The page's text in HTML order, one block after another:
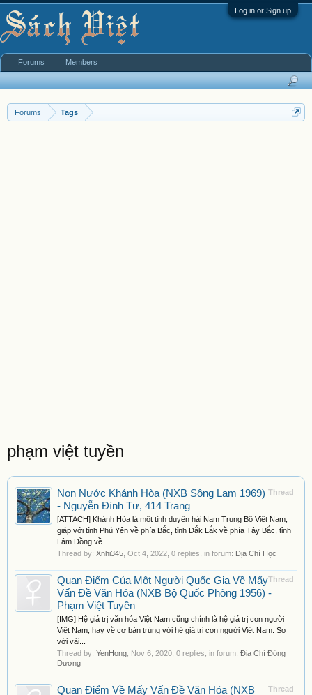
Log in or Sign up
Forums Tags
phạm việt tuyền
Thread
Non Nước Khánh Hòa (NXB Sông Lam 1969)
- Nguyễn Đình Tư, 414 Trang
[ATTACH] Khánh Hòa là một tỉnh duyên hải Nam Trung Bộ Việt Nam,
giáp với tỉnh Phú Yên về phía Bắc, tỉnh Đắk Lắk về phía Tây Bắc, tỉnh
Lâm Đồng về...
Thread by: Xnhi345 Oct 4, 2022 , 0 replies, in forum: Địa Chí Học
Thread
Quan Điểm Của Một Người Quốc Gia Về Mấy
Vấn Đề Văn Hóa (NXB Bộ Quốc Phòng 1956) -
Phạm Việt Tuyền
[IMG] Hệ giá trị văn hóa Việt Nam cũng chính là hệ giá trị con người
Việt Nam, hay về cơ bản trùng với hệ giá trị con người Việt Nam. So
với vài...
Thread by: YenHong Nov 6, 2020 , 0 replies, in forum: Địa Chí Đông
Dương
Thread
Quan Điểm Về Mấy Vấn Đề Văn Hóa (NXB
Forums Members